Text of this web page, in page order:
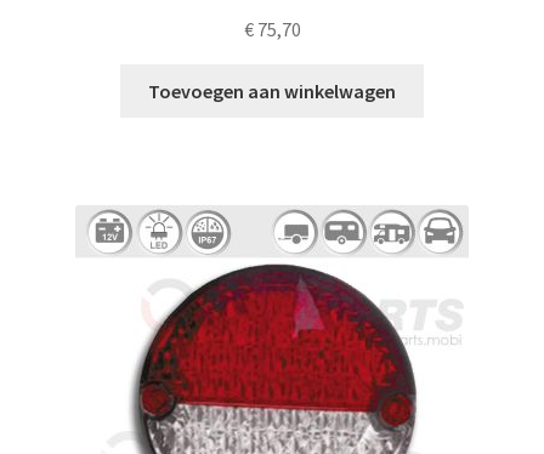
€75,70
Toevoegen aan winkelwagen